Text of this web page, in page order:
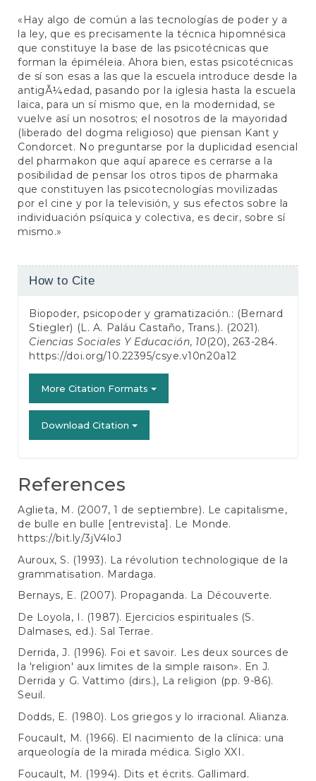
«Hay algo de común a las tecnologías de poder y a
la ley, que es precisamente la técnica hipomnésica
que constituye la base de las psicotécnicas que
forman la épiméleia. Ahora bien, estas psicotécnicas
de sí son esas a las que la escuela introduce desde la
antigÃ¼edad, pasando por la iglesia hasta la escuela
laica, para un sí mismo que, en la modernidad, se
vuelve así un nosotros; el nosotros de la mayoridad
(liberado del dogma religioso) que piensan Kant y
Condorcet. No preguntarse por la duplicidad esencial
del pharmakon que aquí aparece es cerrarse a la
posibilidad de pensar los otros tipos de pharmaka
que constituyen las psicotecnologías movilizadas
por el cine y por la televisión, y sus efectos sobre la
individuación psíquica y colectiva, es decir, sobre sí
mismo.»
Article
How to Cite
Biopoder, psicopoder y gramatización.: (Bernard
Stiegler) (L. A. Paláu Castaño, Trans.). (2021).
Ciencias Sociales Y Educación, 10(20), 263-284.
https://doi.org/10.22395/csye.v10n20a12
More Citation Formats
Download Citation
References
Aglieta, M. (2007, 1 de septiembre). Le capitalisme,
de bulle en bulle [entrevista]. Le Monde.
https://bit.ly/3jV4loJ
Auroux, S. (1993). La révolution technologique de la
grammatisation. Mardaga.
Bernays, E. (2007). Propaganda. La Découverte.
De Loyola, I. (1987). Ejercicios espirituales (S.
Dalmases, ed.). Sal Terrae.
Derrida, J. (1996). Foi et savoir. Les deux sources de
la 'religion' aux limites de la simple raison». En J.
Derrida y G. Vattimo (dirs.), La religion (pp. 9-86).
Seuil.
Dodds, E. (1980). Los griegos y lo irracional. Alianza.
Foucault, M. (1966). El nacimiento de la clínica: una
arqueología de la mirada médica. Siglo XXI.
Foucault, M. (1994). Dits et écrits. Gallimard.